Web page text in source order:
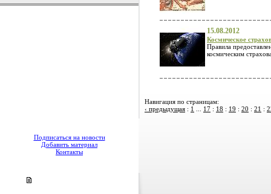
Подписаться на новости
Добавить материал
Контакты
15.08.2012
Космическое
Правила
космическим
Навигация по страницам:
‹ предыдущая : 1 17 : 18 : 19 : 20 : 21 :